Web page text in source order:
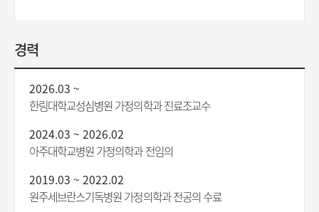
경력
2026.03 ~
한림대학교성심병원 가정의학과 진료조교수
2024.03 ~ 2026.02
아주대학교병원 가정의학과 전임의
2019.03 ~ 2022.02
원주세브란스기독병원 가정의학과 전공의 수료